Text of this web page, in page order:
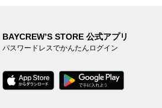
BAYCREW’S STORE 公式アプリ
パスワードレスでかんたんログイン